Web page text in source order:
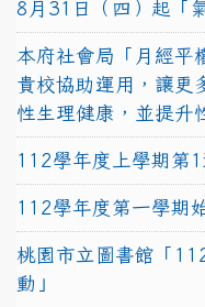
8月31日（四）起「
本府社會局「月經平
貴校協助運用，讓更
性生理健康，並提升
112學年度上學期第
112學年度第一學期
桃園市立圖書館「
動」